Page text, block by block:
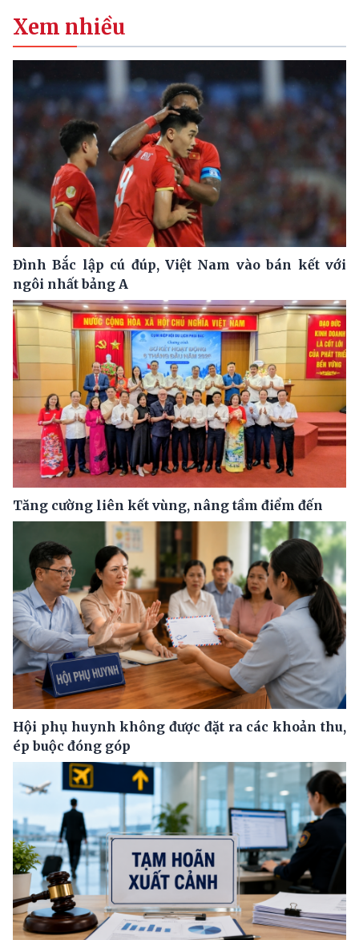
Xem nhiều
Đình Bắc lập cú đúp, Việt Nam vào bán kết với
ngôi nhất bảng A
Tăng cường liên kết vùng, nâng tầm điểm đến
Hội phụ huynh không được đặt ra các khoản thu,
ép buộc đóng góp